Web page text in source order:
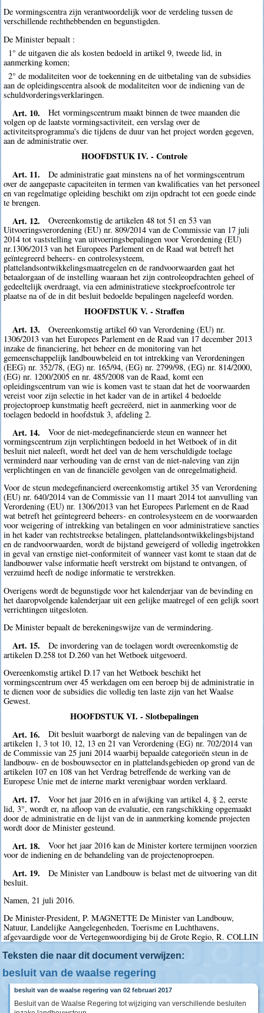
De vormingscentra zijn verantwoordelijk voor de verdeling tussen de
verschillende rechthebbenden en begunstigden.
De Minister bepaalt :
1° de uitgaven die als kosten bedoeld in artikel 9, tweede lid, in
aanmerking komen;
2° de modaliteiten voor de toekenning en de uitbetaling van de subsidies
aan de opleidingscentra alsook de modaliteiten voor de indiening van de
schuldvorderingsverklaringen.
Art. 10.
Het vormingscentrum maakt binnen de twee maanden die
volgen op de laatste vormingsactiviteit, een verslag over de
activiteitsprogramma's die tijdens de duur van het project worden gegeven,
aan de administratie over.
HOOFDSTUK IV. - Controle
Art. 11.
De administratie gaat minstens na of het vormingscentrum
over de aangepaste capaciteiten in termen van kwalificaties van het personeel
en van regelmatige opleiding beschikt om zijn opdracht tot een goede einde
te brengen.
Art. 12.
Overeenkomstig de artikelen 48 tot 51 en 53 van
Uitvoeringsverordening (EU) nr. 809/2014 van de Commissie van 17 juli
2014 tot vaststelling van uitvoeringsbepalingen voor Verordening (EU)
nr.1306/2013 van het Europees Parlement en de Raad wat betreft het
geïntegreerd beheers- en controlesysteem,
plattelandsontwikkelingsmaatregelen en de randvoorwaarden gaat het
betaalorgaan of de instelling waaraan het zijn controleopdrachten geheel of
gedeeltelijk overdraagt, via een administratieve steekproefcontrole ter
plaatse na of de in dit besluit bedoelde bepalingen nageleefd worden.
HOOFDSTUK V. - Straffen
Art. 13.
Overeenkomstig artikel 60 van Verordening (EU) nr.
1306/2013 van het Europees Parlement en de Raad van 17 december 2013
inzake de financiering, het beheer en de monitoring van het
gemeenschappelijk landbouwbeleid en tot intrekking van Verordeningen
(EEG) nr. 352/78, (EG) nr. 165/94, (EG) nr. 2799/98, (EG) nr. 814/2000,
(EG) nr. 1200/2005 en nr. 485/2008 van de Raad, komt een
opleidingscentrum van wie is komen vast te staan dat het de voorwaarden
vereist voor zijn selectie in het kader van de in artikel 4 bedoelde
projectoproep kunstmatig heeft gecreëerd, niet in aanmerking voor de
toelagen bedoeld in hoofdstuk 3, afdeling 2.
Art. 14.
Voor de niet-medegefinancierde steun en wanneer het
vormingscentrum zijn verplichtingen bedoeld in het Wetboek of in dit
besluit niet naleeft, wordt het deel van de hem verschuldigde toelage
verminderd naar verhouding van de ernst van de niet-naleving van zijn
verplichtingen en van de financiële gevolgen van de onregelmatigheid.
Voor de steun medegefinancierd overeenkomstig artikel 35 van Verordening
(EU) nr. 640/2014 van de Commissie van 11 maart 2014 tot aanvulling van
Verordening (EU) nr. 1306/2013 van het Europees Parlement en de Raad
wat betreft het geïntegreerd beheers- en controlesysteem en de voorwaarden
voor weigering of intrekking van betalingen en voor administratieve sancties
in het kader van rechtstreekse betalingen, plattelandsontwikkelingsbijstand
en de randvoorwaarden, wordt de bijstand geweigerd of volledig ingetrokken
in geval van ernstige niet-conformiteit of wanneer vast komt te staan dat de
landbouwer valse informatie heeft verstrekt om bijstand te ontvangen, of
verzuimd heeft de nodige informatie te verstrekken.
Overigens wordt de begunstigde voor het kalenderjaar van de bevinding en
het daaropvolgende kalenderjaar uit een gelijke maatregel of een gelijk soort
verrichtingen uitgesloten.
De Minister bepaalt de berekeningswijze van de vermindering.
Art. 15.
De invordering van de toelagen wordt overeenkomstig de
artikelen D.258 tot D.260 van het Wetboek uitgevoerd.
Overeenkomstig artikel D.17 van het Wetboek beschikt het
vormingscentrum over 45 werkdagen om een beroep bij de administratie in
te dienen voor de subsidies die volledig ten laste zijn van het Waalse
Gewest.
HOOFDSTUK VI. - Slotbepalingen
Art. 16.
Dit besluit waarborgt de naleving van de bepalingen van de
artikelen 1, 3 tot 10, 12, 13 en 21 van Verordening (EG) nr. 702/2014 van
de Commissie van 25 juni 2014 waarbij bepaalde categorieën steun in de
landbouw- en de bosbouwsector en in plattelandsgebieden op grond van de
artikelen 107 en 108 van het Verdrag betreffende de werking van de
Europese Unie met de interne markt verenigbaar worden verklaard.
Art. 17.
Voor het jaar 2016 en in afwijking van artikel 4, § 2, eerste
lid, 3°, wordt er, na afloop van de evaluatie, een rangschikking opgemaakt
door de administratie en de lijst van de in aanmerking komende projecten
wordt door de Minister gesteund.
Art. 18.
Voor het jaar 2016 kan de Minister kortere termijnen voorzien
voor de indiening en de behandeling van de projectenoproepen.
Art. 19.
De Minister van Landbouw is belast met de uitvoering van dit
besluit.
Namen, 21 juli 2016.
De Minister-President, P. MAGNETTE De Minister van Landbouw,
Natuur, Landelijke Aangelegenheden, Toerisme en Luchthavens,
afgevaardigde voor de Vertegenwoordiging bij de Grote Regio, R. COLLIN
Teksten die naar dit document verwijzen:
besluit van de waalse regering
besluit van de waalse regering van 02 februari 2017
Besluit van de Waalse Regering tot wijziging van verschillende besluiten